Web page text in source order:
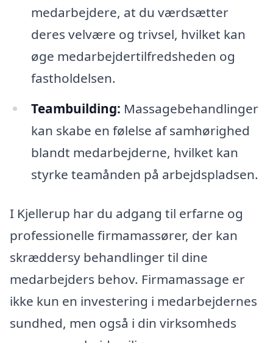
medarbejdere, at du værdsætter
deres velvære og trivsel, hvilket kan
øge medarbejdertilfredsheden og
fastholdelsen.
Teambuilding: Massagebehandlinger
kan skabe en følelse af samhørighed
blandt medarbejderne, hvilket kan
styrke teamånden på arbejdspladsen.
I Kjellerup har du adgang til erfarne og
professionelle firmamassører, der kan
skræddersy behandlinger til dine
medarbejders behov. Firmamassage er
ikke kun en investering i medarbejdernes
sundhed, men også i din virksomheds